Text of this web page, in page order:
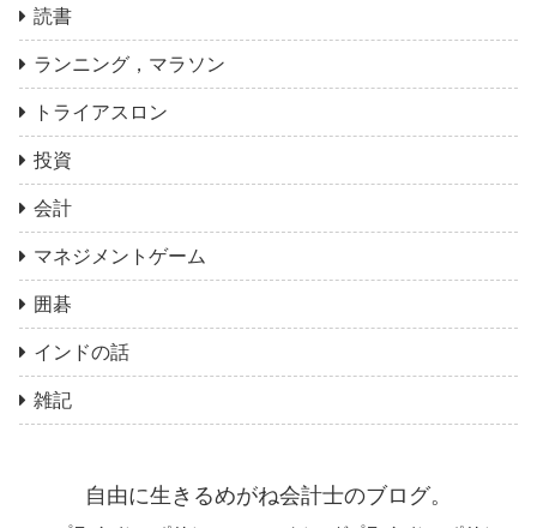
読書
ランニング，マラソン
トライアスロン
投資
会計
マネジメントゲーム
囲碁
インドの話
雑記
自由に生きるめがね会計士のブログ。